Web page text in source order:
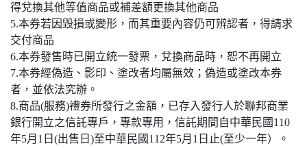
得兌換其他等值商品或補差額更換其他商品
5.本券若因毀損或變形，而其重要內容仍可辨認者，得請求
交付商品
6.本券發售時已開立統一發票，兌換商品時，恕不再開立
7.本券經偽造、影印、塗改者均屬無效；偽造或塗改本券
者，並依法究辦。
8.商品(服務)禮券所發行之金額，已存入發行人於聯邦商業
銀行開立之信託專戶，專款專用，信託期間自中華民國110
年5月1日(出售日)至中華民國112年5月1日止(至少一年）。